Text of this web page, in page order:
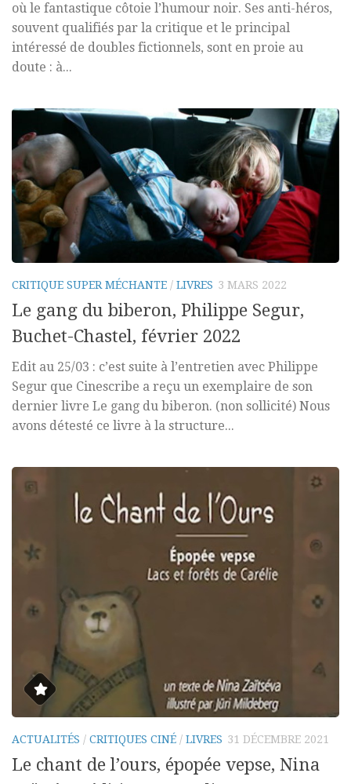
où le fantastique côtoie l’humour noir. Ses anti-héros,
souvent qualifiés par la critique et le principal
intéressé de doubles fictionnels, sont en proie au
doute : à...
CRITIQUE SUPER MÉCHANTE / LIVRES 3 MARS 2022
Le gang du biberon, Philippe Segur,
Buchet-Chastel, février 2022
Edit au 25/03 : c’est suite à l’entretien avec Philippe
Segur que Cinescribe a reçu un exemplaire de son
dernier livre Le gang du biberon. (non sollicité) Nous
avons détesté ce livre à la structure...
ACTUALITÉS / CRITIQUES CINÉ / LIVRES 31 DÉCEMBRE 2021
Le chant de l’ours, épopée vepse, Nina